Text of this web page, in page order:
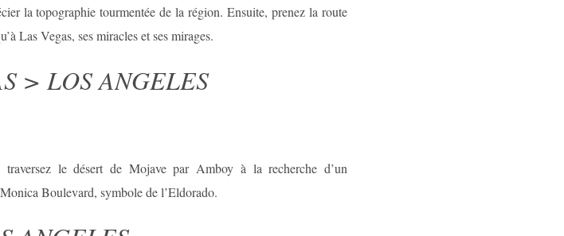
la topographie tourmentée de la région. Ensuite, prenez la route
Las Vegas, ses miracles et ses mirages.
> LOS ANGELES
le désert de Mojave par Amboy à la recherche d’un
Boulevard, symbole de l’Eldorado.